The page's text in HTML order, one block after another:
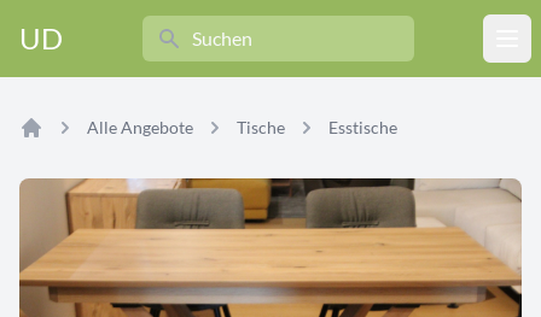
UD
Search
Alle Angebote Tische Esstische